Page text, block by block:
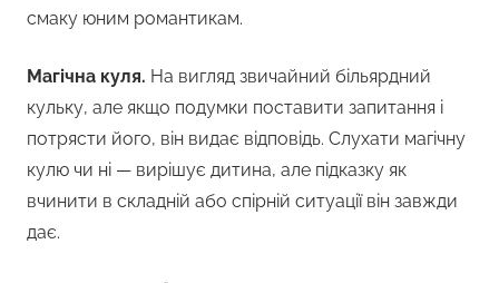
смаку юним романтикам.
Магічна куля. На вигляд звичайний більярдний
кульку, але якщо подумки поставити запитання і
потрясти його, він видає відповідь. Слухати магічну
кулю чи ні — вирішує дитина, але підказку як
вчинити в складній або спірній ситуації він завжди
дає.